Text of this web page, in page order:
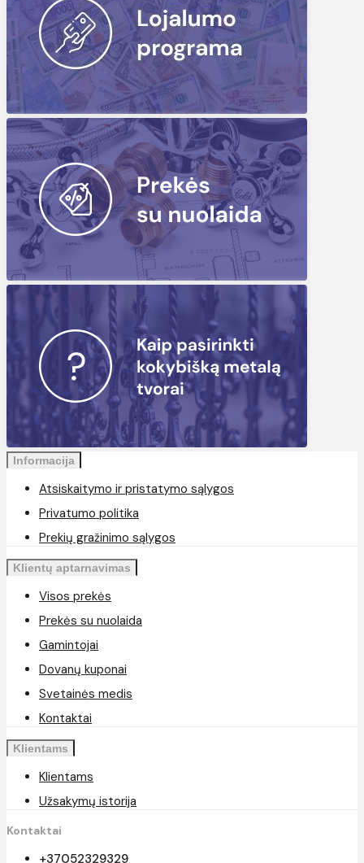
Informacija
Atsiskaitymo ir pristatymo sąlygos
Privatumo politika
Prekių gražinimo sąlygos
Klientų aptarnavimas
Visos prekės
Prekės su nuolaida
Gamintojai
Dovanų kuponai
Svetainės medis
Kontaktai
Klientams
Klientams
Užsakymų istorija
Kontaktai
+37052329329